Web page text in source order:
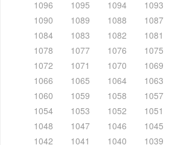
1096
1095 1094 1093
1090
1089 1088 1087
1084
1083 1082 1081
1078
1077 1076 1075
1072
1071 1070 1069
1066
1065 1064 1063
1060
1059 1058 1057
1054
1053 1052 1051
1048
1047 1046 1045
1042
1041 1040 1039